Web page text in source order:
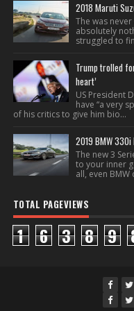
2018 Maruti
The was
absolutely
struggled to
Trump trolled
heart’
US President
have “a very
of his critics to give him bio...
2019 BMW
The new 3
to your inner
all, even BMW
TOTAL PAGEVIEWS
1 6 3 8 9